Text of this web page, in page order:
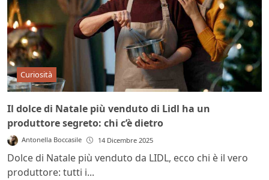
Curiosità
Il dolce di Natale più venduto di Lidl ha un
produttore segreto: chi c’è dietro
Antonella Boccasile 14 Dicembre 2025
Dolce di Natale più venduto da LIDL, ecco chi è il vero
produttore: tutti i...